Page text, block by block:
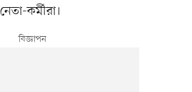
কর্মীরা।